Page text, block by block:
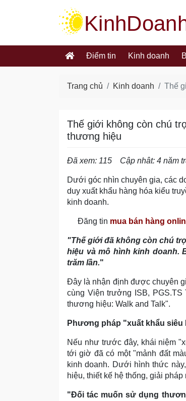
kinhdoanh.muabannhanh.com
Điểm tin Kinh doanh
Trang chủ Kinh doanh Thế
Thế giới không còn chú
thương hiệu
Đã xem: 115 Cập nhât: 4 năm
Dưới góc nhìn chuyên gia, các
duy xuất khẩu hàng hóa kiểu
kinh doanh.
Đăng tin mua bán hàng
"Thế giới đã không còn chú
hiệu và mô hình kinh doanh.
trăm lần."
Đây là nhận định được chuyên
cùng Viện trưởng ISB,
thương hiệu: Walk and Talk".
Phương pháp "xuất khẩu siêu
Nếu như trước đây, khái niệm
tới giờ đã có một "mảnh đất
kinh doanh. Dưới hình thức
hiệu, thiết kế hệ thống, giải
"Đối tác muốn sử dụng